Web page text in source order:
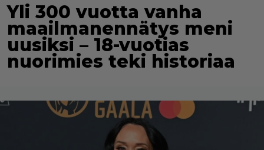
Yli 300 vuotta vanha
maailmanennätys meni
uusiksi – 18-vuotias
nuorimies teki historiaa